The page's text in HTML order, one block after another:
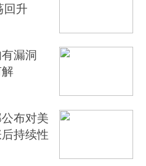
回升
漏洞
公布对美
持续性